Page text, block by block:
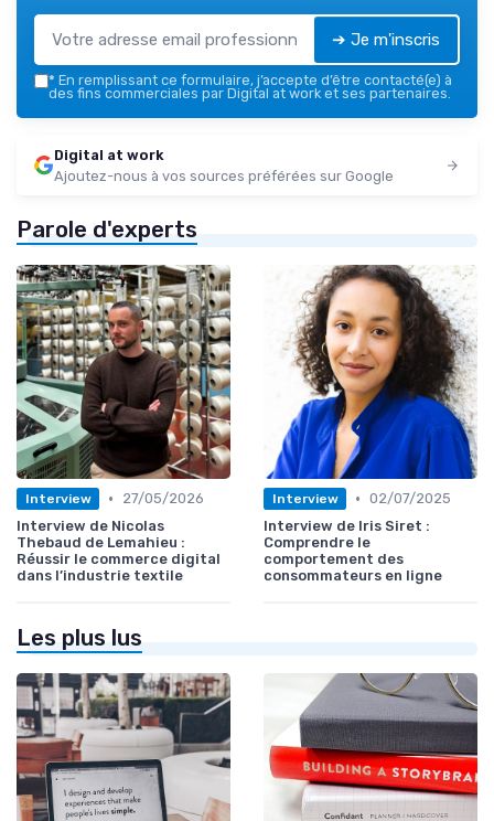
➔ Je m'inscris
* En remplissant ce formulaire, j’accepte d’être contacté(e) à
des fins commerciales par Digital at work et ses partenaires.
Digital at work
Ajoutez-nous à vos sources préférées sur Google
Parole d'experts
Interview •
27/05/2026
Interview de Nicolas
Thebaud de Lemahieu :
Réussir le commerce digital
dans l’industrie textile
Interview • 02/07/2025
Interview de Iris Siret :
Comprendre le
comportement des
consommateurs en ligne
Les plus lus